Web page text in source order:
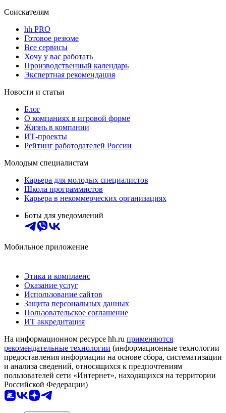
Соискателям
hh PRO
Готовое резюме
Все сервисы
Хочу у вас работать
Производственный календарь
Экспертная рекомендация
Новости и статьи
Блог
О компаниях в игровой форме
Жизнь в компании
ИТ-проекты
Рейтинг работодателей России
Молодым специалистам
Карьера для молодых специалистов
Школа программистов
Карьера в некоммерческих организациях
Боты для уведомлений
Мобильное приложение
Этика и комплаенс
Оказание услуг
Использование сайтов
Защита персональных данных
Пользовательское соглашение
ИТ аккредитация
На информационном ресурсе hh.ru применяются
рекомендательные технологии (информационные технологии
предоставления информации на основе сбора, систематизации
и анализа сведений, относящихся к предпочтениям
пользователей сети «Интернет», находящихся на территории
Российской Федерации)